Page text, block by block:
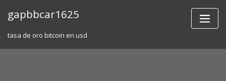
gapbbcar1625
tasa de oro bitcoin en usd